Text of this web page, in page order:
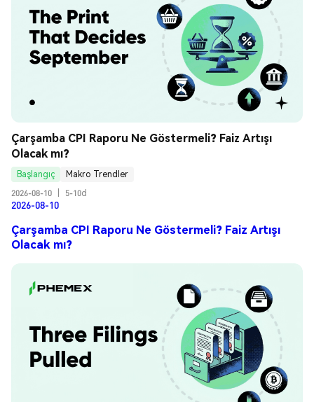
Çarşamba CPI Raporu Ne Göstermeli? Faiz Artışı
Olacak mı?
Başlangıç
Makro Trendler
2026-08-10
5-10d
2026-08-10
Çarşamba CPI Raporu Ne Göstermeli? Faiz Artışı
Olacak mı?